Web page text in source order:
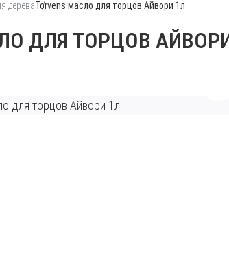
дереваTorvens масло для торцов Айвори 1л
ДЛЯ ТОРЦОВ